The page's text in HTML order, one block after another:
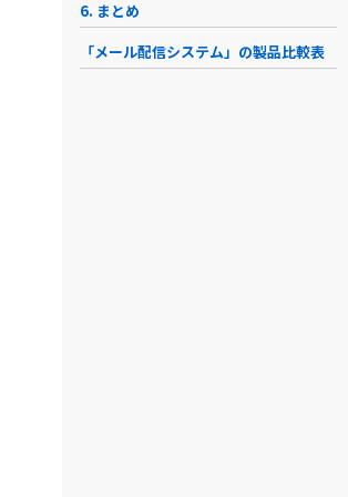
6. まとめ
「メール配信システム」の製品比較表